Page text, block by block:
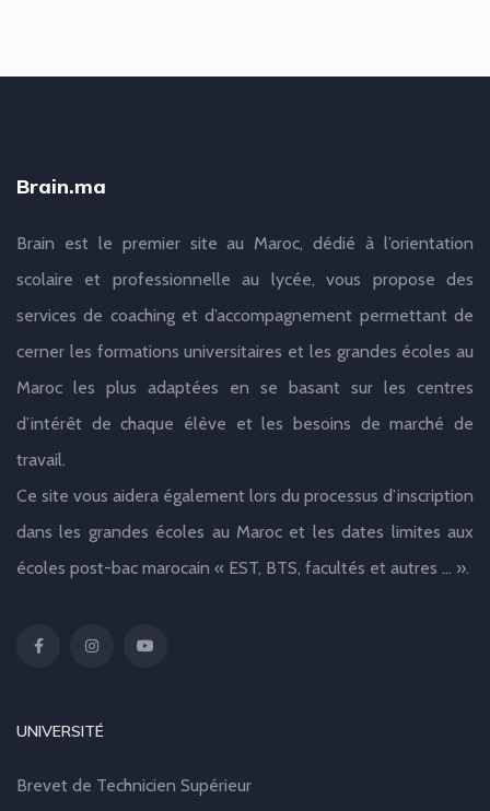
Brain.ma
Brain est le premier site au Maroc, dédié à l’orientation
scolaire et professionnelle au lycée, vous propose des
services de coaching et d’accompagnement permettant de
cerner les formations universitaires et les grandes écoles au
Maroc les plus adaptées en se basant sur les centres
d’intérêt de chaque élève et les besoins de marché de
travail.
Ce site vous aidera également lors du processus d’inscription
dans les grandes écoles au Maroc et les dates limites aux
écoles post-bac marocain « EST, BTS, facultés et autres … ».
UNIVERSITÉ
Brevet de Technicien Supérieur